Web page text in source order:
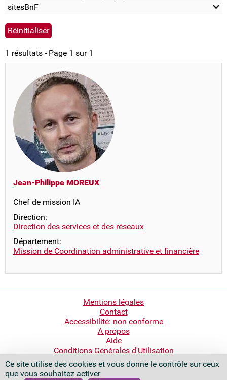
Ce site utilise des cookies et vous donne le contrôle sur ceux
que vous souhaitez activer
sitesBnF
1 résultats - Page 1 sur 1
Jean-Philippe MOREUX
Chef de mission IA
Direction:
Direction des services et des réseaux
Département:
Mission de Coordination administrative et financière
Mentions légales
Contact
Accessibilité: non conforme
A propos
Aide
Conditions Générales d'Utilisation
Bibliothèque nationale de France
Quai François Mauriac